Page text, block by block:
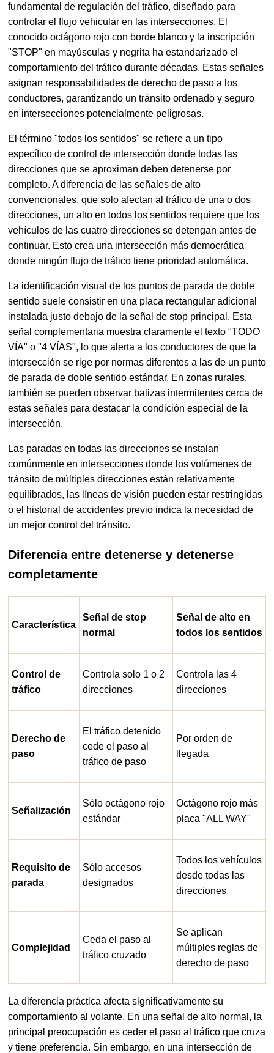
fundamental de regulación del tráfico, diseñado para
controlar el flujo vehicular en las intersecciones. El
conocido octágono rojo con borde blanco y la inscripción
"STOP" en mayúsculas y negrita ha estandarizado el
comportamiento del tráfico durante décadas. Estas señales
asignan responsabilidades de derecho de paso a los
conductores, garantizando un tránsito ordenado y seguro
en intersecciones potencialmente peligrosas.
El término "todos los sentidos" se refiere a un tipo
específico de control de intersección donde todas las
direcciones que se aproximan deben detenerse por
completo. A diferencia de las señales de alto
convencionales, que solo afectan al tráfico de una o dos
direcciones, un alto en todos los sentidos requiere que los
vehículos de las cuatro direcciones se detengan antes de
continuar. Esto crea una intersección más democrática
donde ningún flujo de tráfico tiene prioridad automática.
La identificación visual de los puntos de parada de doble
sentido suele consistir en una placa rectangular adicional
instalada justo debajo de la señal de stop principal. Esta
señal complementaria muestra claramente el texto "TODO
VÍA" o "4 VÍAS", lo que alerta a los conductores de que la
intersección se rige por normas diferentes a las de un punto
de parada de doble sentido estándar. En zonas rurales,
también se pueden observar balizas intermitentes cerca de
estas señales para destacar la condición especial de la
intersección.
Las paradas en todas las direcciones se instalan
comúnmente en intersecciones donde los volúmenes de
tránsito de múltiples direcciones están relativamente
equilibrados, las líneas de visión pueden estar restringidas
o el historial de accidentes previo indica la necesidad de
un mejor control del tránsito.
Diferencia entre detenerse y detenerse
completamente
Característica
Señal de stop
normal
Señal de alto en
todos los sentidos
Control de
tráfico
Controla solo 1 o 2
direcciones
Controla las 4
direcciones
Derecho de
paso
El tráfico detenido
cede el paso al
tráfico de paso
Por orden de
llegada
Señalización
Sólo octágono rojo
estándar
Octágono rojo más
placa "ALL WAY"
Requisito de
parada
Sólo accesos
designados
Todos los vehículos
desde todas las
direcciones
Complejidad
Ceda el paso al
tráfico cruzado
Se aplican
múltiples reglas de
derecho de paso
La diferencia práctica afecta significativamente su
comportamiento al volante. En una señal de alto normal, la
principal preocupación es ceder el paso al tráfico que cruza
y tiene preferencia. Sin embargo, en una intersección de